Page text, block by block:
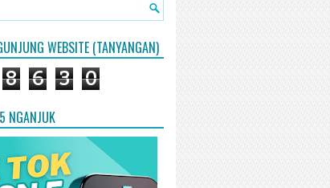
WEBSITE (TANYANGAN)
8 6 3 0
NGANJUK